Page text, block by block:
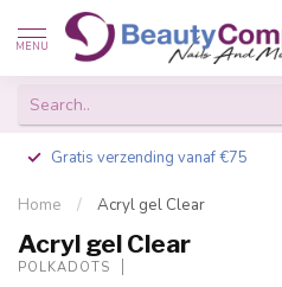
MENU
Gratis verzending vanaf €75
Home / Acryl gel Clear
Acryl gel Clear
POLKADOTS